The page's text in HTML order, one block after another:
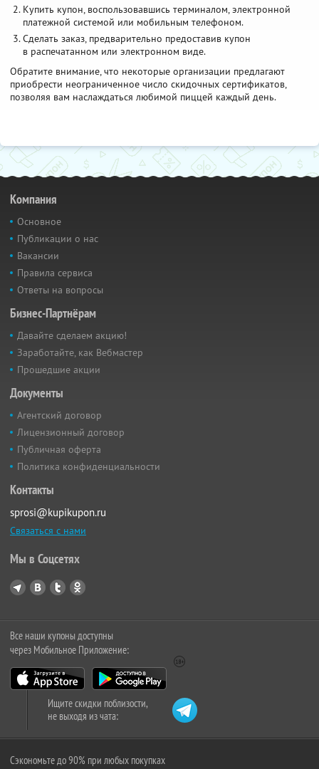
Купить купон, воспользовавшись терминалом, электронной
платежной системой или мобильным телефоном.
Сделать заказ, предварительно предоставив купон
в распечатанном или электронном виде.
Обратите внимание, что некоторые организации предлагают
приобрести неограниченное число скидочных сертификатов,
позволяя вам наслаждаться любимой пиццей каждый день.
Компания
Основное
Публикации о нас
Вакансии
Правила сервиса
Ответы на вопросы
Бизнес-Партнёрам
Давайте сделаем акцию!
Заработайте, как Вебмастер
Прошедшие акции
Документы
Агентский договор
Лицензионный договор
Публичная оферта
Политика конфиденциальности
Контакты
sprosi@kupikupon.ru
Связаться с нами
Мы в Соцсетях
Все наши купоны доступны
через Мобильное Приложение:
Ищите скидки поблизости,
не выходя из чата:
Сэкономьте до 90% при любых покупках